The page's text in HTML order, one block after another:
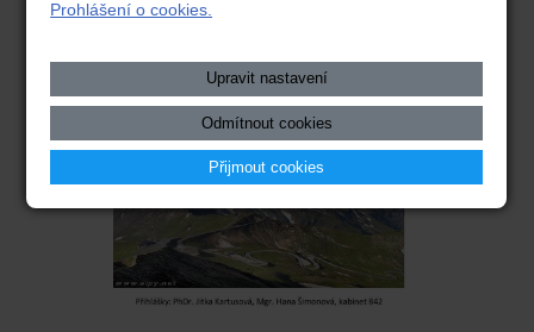
Prohlášení o cookies.
Upravit nastavení
Odmítnout cookies
Přijmout cookies